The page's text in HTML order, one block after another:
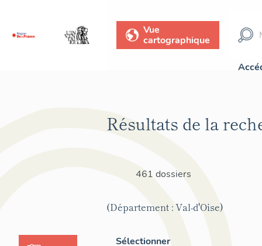
Vue
cartographique
Résultats de la
461 dossiers
(Département : Val-d'Oise)
Sélectionner